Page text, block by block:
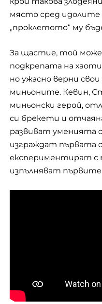
място сред идолите
„проклетото“ му
За щастие, той може
подкрепата на
но ужасно верни
миньоните. Кевин,
миньонски герой,
си брекети и
развиват уменията
изграждат първата
експериментират с
изпълняват